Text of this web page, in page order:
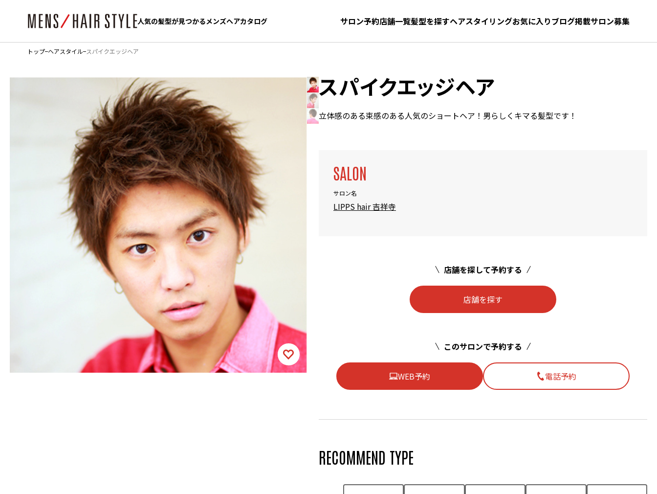
人気の髪型が見つかるメンズヘアカタログ サロン予約店舗一覧髪型を探すヘアスタイリングお気に入りブログ掲載サロン募集
人気の髪型が見つかるメンズヘアカタログ お気に入り 髪型をさがす
トップ ヘアスタイル スパイクエッジヘア
スパイクエッジヘア
立体感のある束感のある人気のショートヘア！男らしくキマる髪型です！
SALON
サロン名
LIPPS hair 吉祥寺
店舗を探して予約する
店舗を探す
このサロンで予約する
WEB予約 電話予約
RECOMMEND TYPE